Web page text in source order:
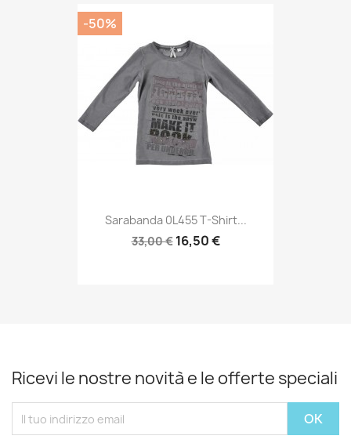
Sarabanda 0L455 T-Shirt...
33,00 € 16,50 €
-50%
Ricevi le nostre novità e le offerte speciali